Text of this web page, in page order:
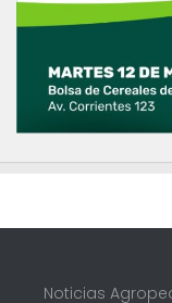
Noticias